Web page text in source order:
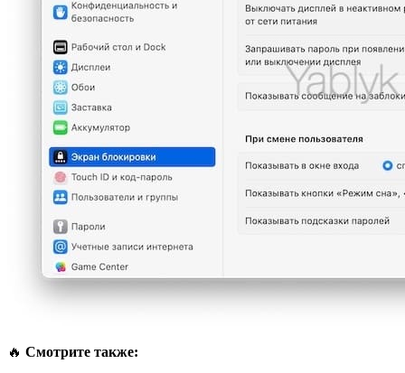
🔥 Смотрите также: